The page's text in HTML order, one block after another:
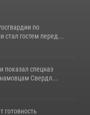
по
стал гостем перед...
показал спецназ
Свердл...
готовность